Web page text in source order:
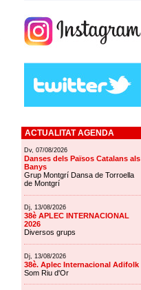
ACTUALITAT AGENDA
Dv, 07/08/2026
Danses dels Països Catalans als
Banys
Grup Montgrí Dansa de Torroella
de Montgrí
Dj, 13/08/2026
38è APLEC INTERNACIONAL
2026
Diversos grups
Dj, 13/08/2026
38è. Aplec Internacional Adifolk
Som Riu d'Or